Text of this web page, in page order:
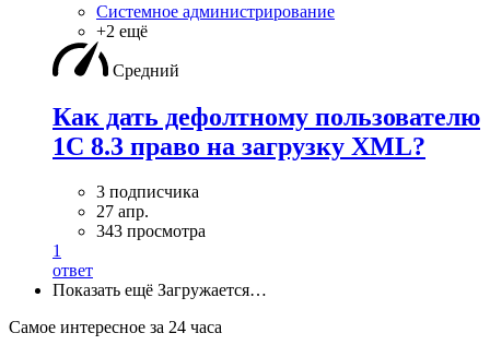
Системное администрирование
+2 ещё
Средний
Как дать дефолтному пользователю
1С 8.3 право на загрузку XML?
3 подписчика
27 апр.
343 просмотра
1
ответ
Показать ещё Загружается…
Самое интересное за 24 часа